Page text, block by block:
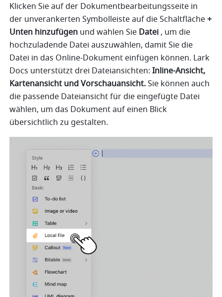
Klicken Sie auf der Dokumentbearbeitungsseite in
der unverankerten Symbolleiste auf die Schaltfläche +
Unten hinzufügen und wählen Sie Datei , um die
hochzuladende Datei auszuwählen, damit Sie die
Datei in das Online-Dokument einfügen können. Lark
Docs unterstützt drei Dateiansichten: Inline-Ansicht,
Kartenansicht und Vorschauansicht. Sie können auch
die passende Dateiansicht für die eingefügte Datei
wählen, um das Dokument auf einen Blick
übersichtlich zu gestalten.